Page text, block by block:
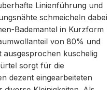
Linienführung und
schmeicheln dabei
Bademantel in Kurzform
von 80% und
ausgesprochen kuschelig
sorgt für die
dezent eingearbeiteten